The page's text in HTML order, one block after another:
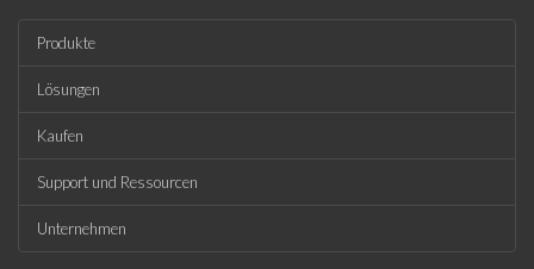
Produkte
Lösungen
Kaufen
Support und Ressourcen
Unternehmen